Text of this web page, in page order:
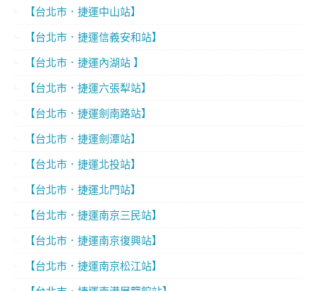
【台北市．捷運中山站】
【台北市．捷運信義安和站】
【台北市．捷運內湖站 】
【台北市．捷運六張犁站】
【台北市．捷運劍南路站】
【台北市．捷運劍潭站】
【台北市．捷運北投站】
【台北市．捷運北門站】
【台北市．捷運南京三民站】
【台北市．捷運南京復興站】
【台北市．捷運南京松江站】